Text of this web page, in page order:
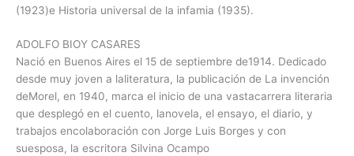
(1923)e Historia universal de la infamia (1935).
ADOLFO BIOY CASARES
Nació en Buenos Aires el 15 de septiembre de1914. Dedicado
desde muy joven a laliteratura, la publicación de La invención
deMorel, en 1940, marca el inicio de una vastacarrera literaria
que desplegó en el cuento, lanovela, el ensayo, el diario, y
trabajos encolaboración con Jorge Luis Borges y con
suesposa, la escritora Silvina Ocampo